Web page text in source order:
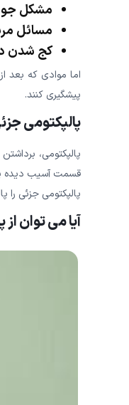
مشکل
مسائل
کج شدن
اما موادی که بعد
پیشگیری کنند.
پالپکتومی
پالپکتومی،
قسمت آسیب دیده
پالپکتومی جزئی
آیا می توان